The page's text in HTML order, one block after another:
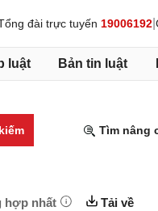
đài trực tuyến 19006192
luật Bản tin luật
Tìm nâng
hợp nhất Tải về